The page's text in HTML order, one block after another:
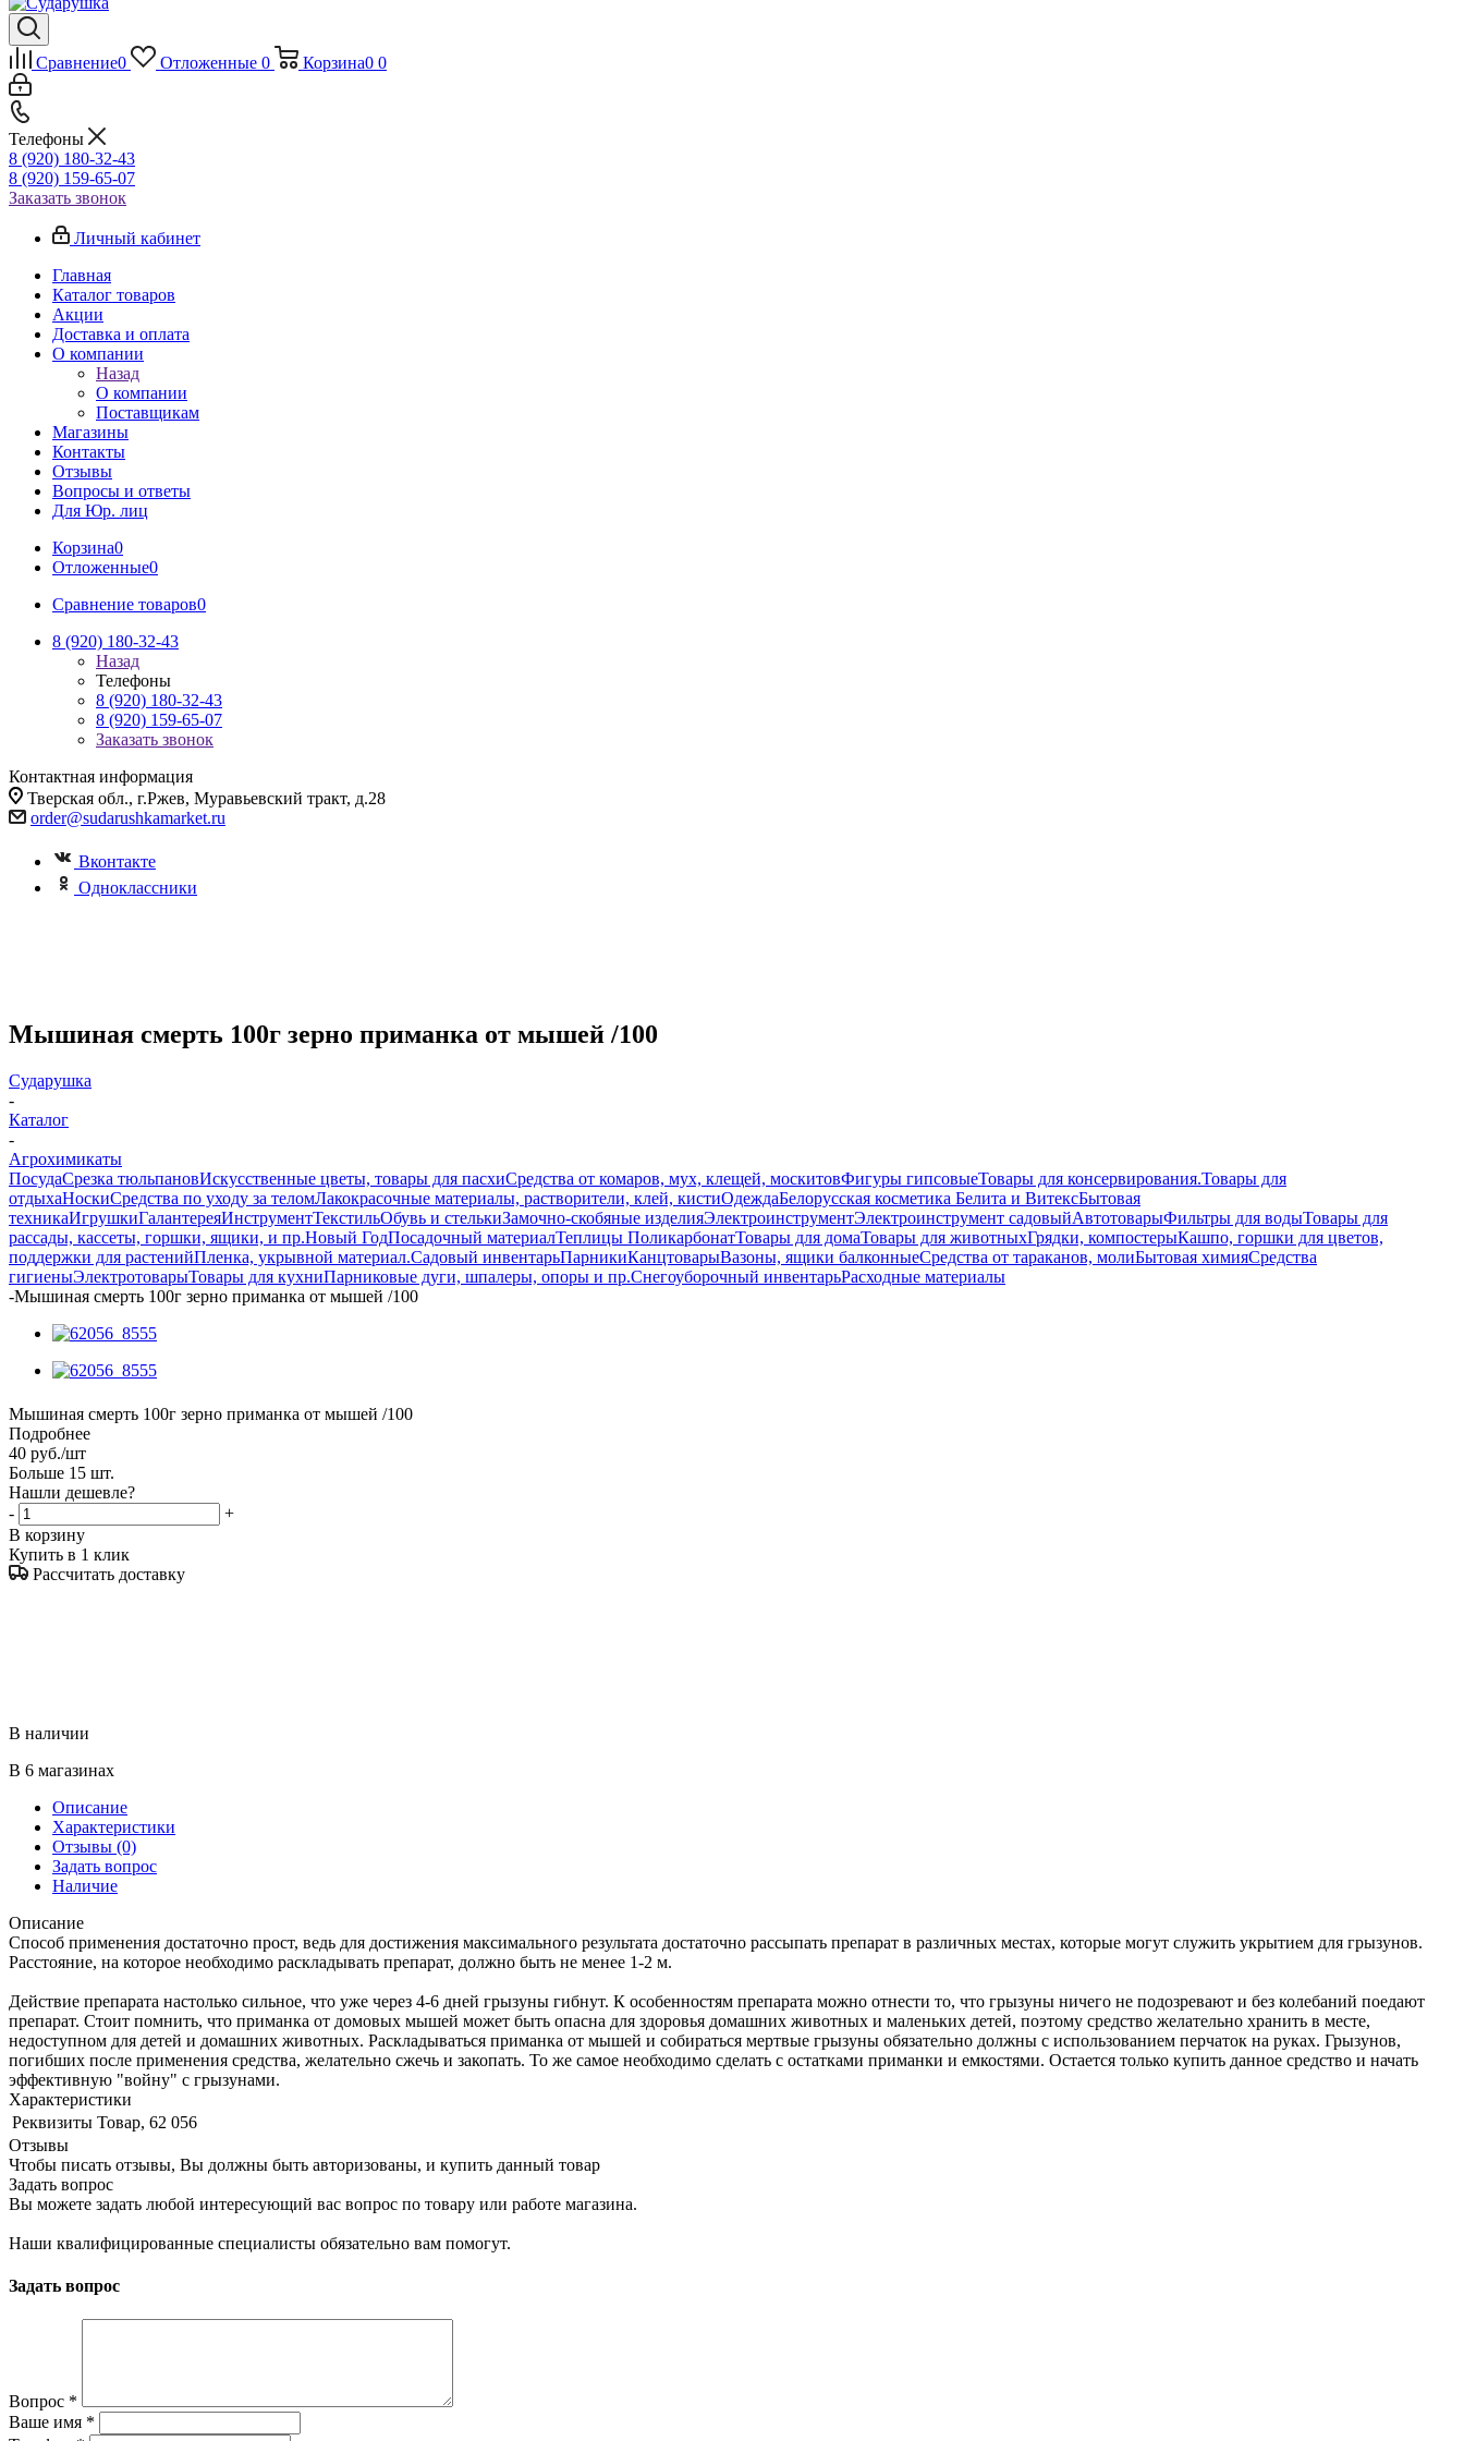
Сравнение0 Отложенные 0 Корзина0 0
Телефоны
8 (920) 180-32-43
8 (920) 159-65-07
Заказать звонок
Личный кабинет
Главная
Каталог товаров
Акции
Доставка и оплата
О компании
Назад
О компании
Поставщикам
Магазины
Контакты
Отзывы
Вопросы и ответы
Для Юр. лиц
Корзина0
Отложенные0
Сравнение товаров0
8 (920) 180-32-43
Назад
Телефоны
8 (920) 180-32-43
8 (920) 159-65-07
Заказать звонок
Контактная информация
Тверская обл., г.Ржев, Муравьевский тракт, д.28
order@sudarushkamarket.ru
Вконтакте
Одноклассники
Мышиная смерть 100г зерно приманка от мышей /100
Сударушка
-
Каталог
-
Агрохимикаты
ПосудаСрезка тюльпановИскусственные цветы, товары для пасхиСредства от комаров, мух, клещей, москитовФигуры гипсовыеТовары для консервирования.Товары для
отдыхаНоскиСредства по уходу за теломЛакокрасочные материалы, растворители, клей, кистиОдеждаБелорусская косметика Белита и ВитексБытовая
техникаИгрушкиГалантереяИнструментТекстильОбувь и стелькиЗамочно-скобяные изделияЭлектроинструментЭлектроинструмент садовыйАвтотоварыФильтры для водыТовары для
рассады, кассеты, горшки, ящики, и пр.Новый ГодПосадочный материалТеплицы ПоликарбонатТовары для домаТовары для животныхГрядки, компостерыКашпо, горшки для цветов,
поддержки для растенийПленка, укрывной материал.Садовый инвентарьПарникиКанцтоварыВазоны, ящики балконныеСредства от тараканов, молиБытовая химияСредства
гигиеныЭлектротоварыТовары для кухниПарниковые дуги, шпалеры, опоры и пр.Снегоуборочный инвентарьРасходные материалы
-Мышиная смерть 100г зерно приманка от мышей /100
Мышиная смерть 100г зерно приманка от мышей /100
Подробнее
40 руб./шт
Больше 15 шт.
Нашли дешевле?
-
+
В корзину
Купить в 1 клик
Рассчитать доставку
В наличии
В 6 магазинах
Описание
Характеристики
Отзывы (0)
Задать вопрос
Наличие
Описание
Способ применения достаточно прост, ведь для достижения максимального результата достаточно рассыпать препарат в различных местах, которые могут служить укрытием для грызунов.
Расстояние, на которое необходимо раскладывать препарат, должно быть не менее 1-2 м.
Действие препарата настолько сильное, что уже через 4-6 дней грызуны гибнут. К особенностям препарата можно отнести то, что грызуны ничего не подозревают и без колебаний поедают
препарат. Стоит помнить, что приманка от домовых мышей может быть опасна для здоровья домашних животных и маленьких детей, поэтому средство желательно хранить в месте,
недоступном для детей и домашних животных. Раскладываться приманка от мышей и собираться мертвые грызуны обязательно должны с использованием перчаток на руках. Грызунов,
погибших после применения средства, желательно сжечь и закопать. То же самое необходимо сделать с остатками приманки и емкостями. Остается только купить данное средство и начать
эффективную "войну" с грызунами.
Характеристики
Реквизиты Товар, 62 056
Отзывы
Чтобы писать отзывы, Вы должны быть авторизованы, и купить данный товар
Задать вопрос
Вы можете задать любой интересующий вас вопрос по товару или работе магазина.
Наши квалифицированные специалисты обязательно вам помогут.
Задать вопрос
Вопрос *
Ваше имя *